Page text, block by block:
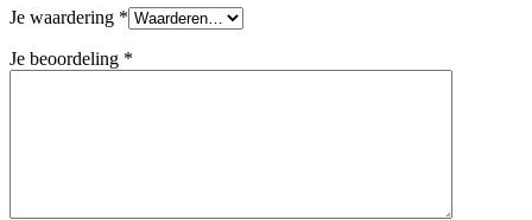
Je waardering *
Je beoordeling *